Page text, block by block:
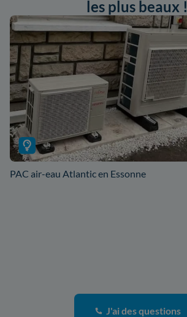
les plus beaux !
PAC air-eau Atlantic en Essonne
J'ai des questions